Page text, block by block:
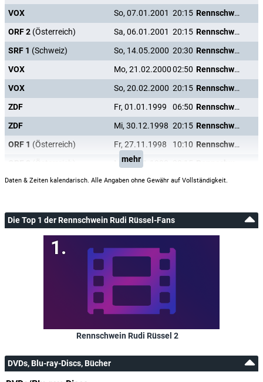
VOX
So, 07.01.2001 20:15
Rennschwein Rudi Rüssel
ORF 2 (Österreich) Sa, 06.01.2001 20:15
Rennschwein Rudi Rüssel
SRF 1 (Schweiz) So, 14.05.2000 20:30
Rennschwein Rudi Rüssel
VOX
Mo, 21.02.200002:50
Rennschwein Rudi Rüssel
VOX
So, 20.02.2000 20:15
Rennschwein Rudi Rüssel
ZDF
Fr, 01.01.1999 06:50
Rennschwein Rudi Rüssel
ZDF
Mi, 30.12.1998 20:15
Rennschwein Rudi Rüssel
ORF 1 (Österreich) Fr, 27.11.1998 10:10
Rennschwein Rudi Rüssel
Mi, 25.11.1998
mehr
Daten & Zeiten kalendarisch. Alle Angaben ohne Gewähr auf Vollständigkeit.
Die Top 1 der Rennschwein Rudi Rüssel-Fans
Rennschwein Rudi Rüssel 2
DVDs, Blu-ray-Discs, Bücher